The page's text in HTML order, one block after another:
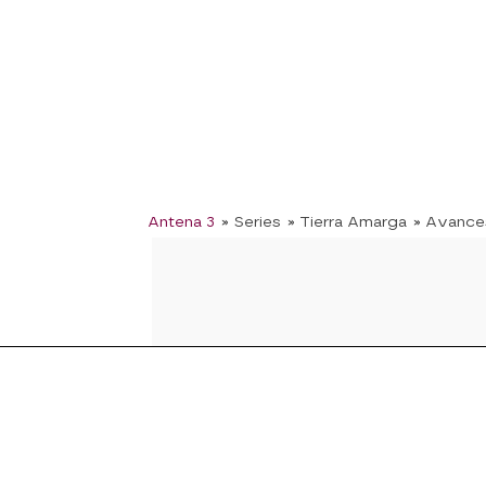
Antena 3 » Series » Tierra Amarga »